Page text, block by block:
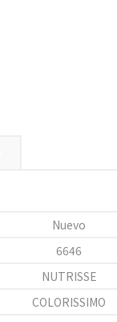
Nuevo
6646
NUTRISSE
COLORISSIMO